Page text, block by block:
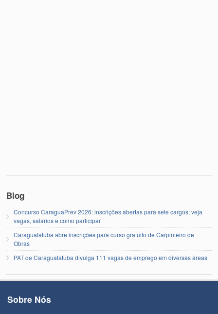
Blog
Concurso CaraguaPrev 2026: inscrições abertas para sete cargos; veja
vagas, salários e como participar
Caraguatatuba abre inscrições para curso gratuito de Carpinteiro de
Obras
PAT de Caraguatatuba divulga 111 vagas de emprego em diversas áreas
Sobre Nós